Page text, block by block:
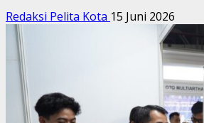
Redaksi Pelita Kota 15 Juni 2026